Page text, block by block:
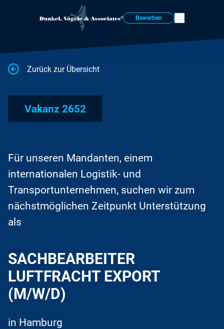
Bewerben
Zurück zur Übersicht
Vakanz 2652
Für unseren Mandanten, einem
internationalen Logistik- und
Transportunternehmen, suchen wir zum
nächstmöglichen Zeitpunkt Unterstützung
als
SACHBEARBEITER
LUFTFRACHT EXPORT
(M/W/D)
in Hamburg